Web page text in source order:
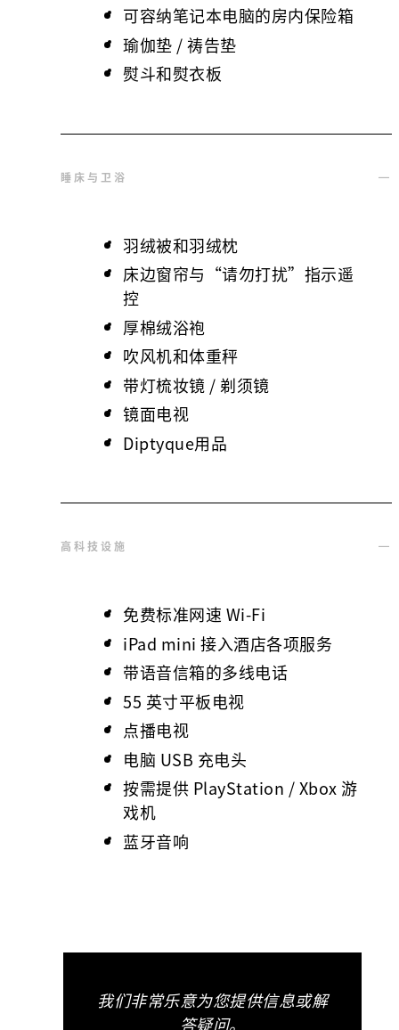
可容纳笔记本电脑的房内保险箱
瑜伽垫 / 祷告垫
熨斗和熨衣板
睡床与卫浴
羽绒被和羽绒枕
床边窗帘与“请勿打扰”指示遥
控
厚棉绒浴袍
吹风机和体重秤
带灯梳妆镜 / 剃须镜
镜面电视
Diptyque用品
高科技设施
免费标准网速 Wi-Fi
iPad mini 接入酒店各项服务
带语音信箱的多线电话
55 英寸平板电视
点播电视
电脑 USB 充电头
按需提供 PlayStation / Xbox 游
戏机
蓝牙音响
我们非常乐意为您提供信息或解
答疑问。